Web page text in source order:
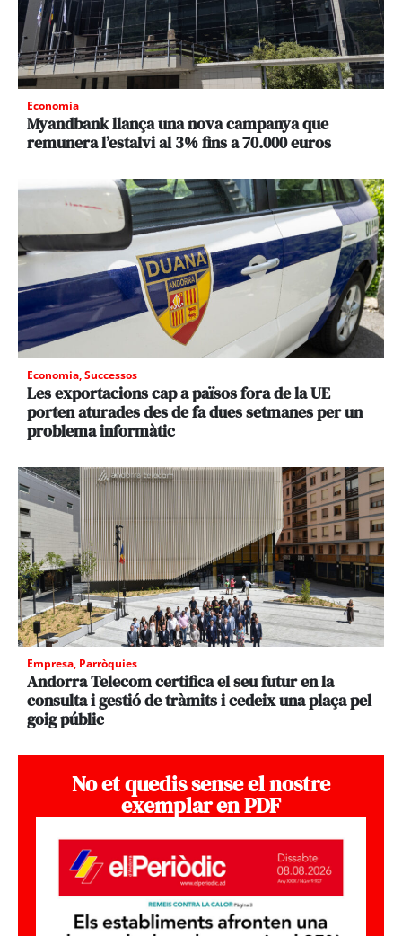
Economia
Myandbank llança una nova campanya que
remunera l’estalvi al 3% fins a 70.000 euros
Economia,Successos
Les exportacions cap a països fora de la UE
porten aturades des de fa dues setmanes per un
problema informàtic
Empresa, Parròquies
Andorra Telecom certifica el seu futur en la
consulta i gestió de tràmits i cedeix una plaça pel
goig públic
No et quedis sense el nostre
exemplar en PDF